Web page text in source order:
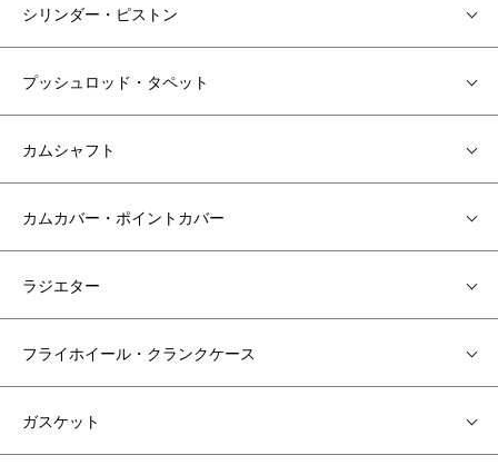
シリンダー・ピストン
プッシュロッド・タペット
カムシャフト
カムカバー・ポイントカバー
ラジエター
フライホイール・クランクケース
ガスケット